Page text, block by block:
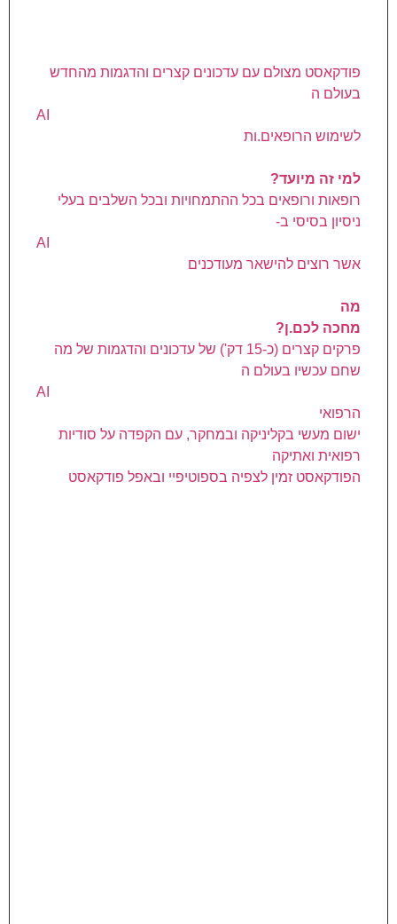
פודקאסט מצולם עם עדכונים קצרים והדגמות מהחדש
בעולם ה
AI
לשימוש הרופאים.ות
למי זה מיועד?
רופאות ורופאים בכל ההתמחויות ובכל השלבים בעלי
ניסיון בסיסי ב-
AI
אשר רוצים להישאר מעודכנים
מה
מחכה לכם.ן?
פרקים קצרים (כ-15 דק') של עדכונים והדגמות של מה
שחם עכשיו בעולם ה
AI
הרפואי
ישום מעשי בקליניקה ובמחקר, עם הקפדה על סודיות
רפואית ואתיקה
הפודקאסט זמין לצפיה בספוטיפיי ובאפל פודקאסט